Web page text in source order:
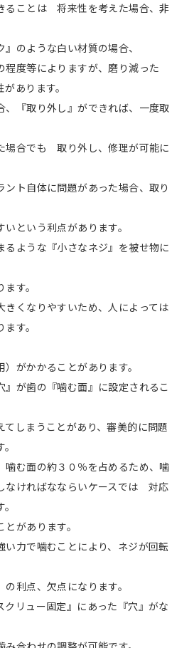
ることは 将来性を考えた場合、非
のような白い材質の場合、
度等によりますが、磨り減った
あります。
、『取り外し』ができれば、一度取
場合でも 取り外し、修理が可能に
ント自体に問題があった場合、取り
という利点があります。
るような『小さなネジ』を被せ物に
す。
きくなりやすいため、人によっては
す。
がかかることがあります。
』が歯の『噛む面』に設定されるこ
てしまうことがあり、審美的に問題
む面の約３０％を占めるため、噛
なければなならいケースでは 対応
があります。
い力で噛むことにより、ネジが回転
の利点、欠点になります。
リュー固定』にあった『穴』がな